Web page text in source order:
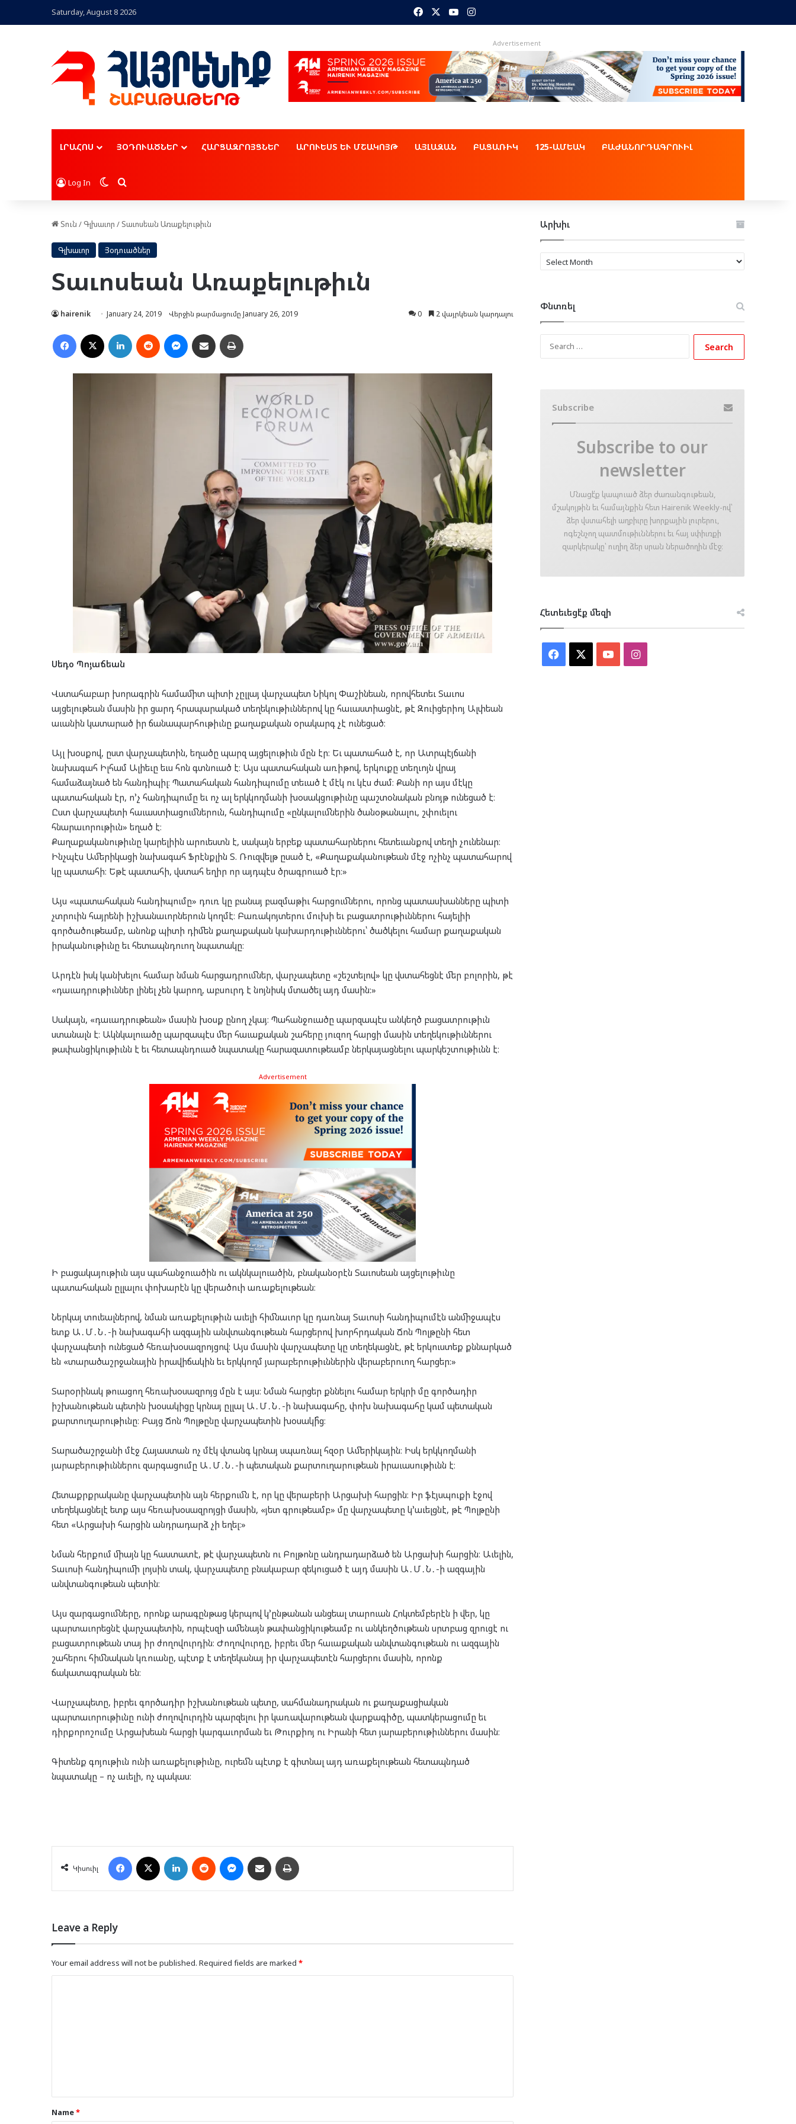
Saturday, August 8 2026 FacebookYouTubeInstagram
Advertisement
ԼՐԱՀՈՍ ՅՕԴՈՒԱԾՆԵՐ ՀԱՐՑԱԶՐՈՅՑՆԵՐ ԱՐՈՒԵՍՏ ԵՒ ՄՇԱԿՈՅԹ ԱՅԼԱԶԱՆ ԲԱՑԱՌԻԿ 125-ԱՄԵԱԿ ԲԱԺԱՆՈՐԴԱԳՐՈՒԻԼ
Log In Switch skin
Որոնել
Տուն / Գլխաւոր / Տաւոսեան Առաքելութիւն
Գլխաւոր Յօդուածներ
Տաւոսեան Առաքելութիւն
hairenik January 24, 2019 Վերջին թարմացումը January 26, 2019 0 2 վայրկեան կարդալու
Facebook LinkedIn Reddit MessengerՈւղարկել նամակ
Սեդօ Պոյաճեան
Վստահաբար խորագրին համամիտ պիտի չըլլայ վարչապետ Նիկոլ Փաշինեան, որովհետեւ Տաւոս
այցելութեան մասին իր ցարդ հրապարակած տեղեկութիւններով կը հաւաստիացնէ, թէ Զուիցերիոյ Ալփեան
աւանին կատարած իր ճանապարհութիւնը քաղաքական օրակարգ չէ ունեցած։
Այլ խօսքով, ըստ վարչապետին, եղածը պարզ այցելութիւն մըն էր։ Եւ պատահած է, որ Ատրպէյճանի
նախագահ Իլհամ Ալիեւը եւս հոն գտնուած է։ Այս պատահական առիթով, երկուքը տեղւոյն վրայ
համաձայնած են հանդիպիլ։ Պատահական հանդիպումը տեւած է մէկ ու կէս ժամ։ Քանի որ այս մէկը
պատահական էր, ո՚չ հանդիպումը եւ ոչ ալ երկկողմանի խօսակցութիւնը պաշտօնական բնոյթ ունեցած է։
Ըստ վարչապետի հաւաստիացումներուն, հանդիպումը «ընկալումներին ծանօթանալու, շփուելու
հնարաւորութիւն» եղած է։
Քաղաքականութիւնը կարելիին արուեստն է, սակայն երբեք պատահարներու հետեւանքով տեղի չունենար։
Ինչպէս Ամերիկացի նախագահ Ֆրէնքլին Տ. Ռուզվելթ ըսած է, «Քաղաքականութեան մէջ ոչինչ պատահարով
կը պատահի։ Եթէ պատահի, վստահ եղիր որ այդպէս ծրագրուած էր։»
Այս «պատահական հանդիպումը» դուռ կը բանայ բազմաթիւ հարցումներու, որոնց պատասխանները պիտի
չտրուին հայրենի իշխանաւորներուն կողմէ։ Բառակոյտերու մուխի եւ բացատրութիւններու հայելիի
գործածութեամբ, անոնք պիտի դիմեն քաղաքական կախարդութիւններու՝ ծածկելու համար քաղաքական
իրականութիւնը եւ հետապնդուող նպատակը։
Արդէն իսկ կանխելու համար նման հարցադրումներ, վարչապետը «շեշտելով» կը վստահեցնէ մեր բոլորին, թէ
«դաւադրութիւններ լինել չեն կարող, աբսուրդ է նոյնիսկ մտածել այդ մասին:»
Սակայն, «դաւադրութեան» մասին խօսք ընող չկայ։ Պահանջուածը պարզապէս անկեղծ բացատրութիւն
ստանալն է։ Ակնկալուածը պարզապէս մեր հաւաքական շահերը յուզող հարցի մասին տեղեկութիւններու
թափանցիկութիւնն է եւ հետապնդուած նպատակը հարազատութեամբ ներկայացնելու պարկեշտութիւնն է։
Advertisement
Ի բացակայութիւն այս պահանջուածին ու ակնկալուածին, բնականօրէն Տաւոսեան այցելութիւնը
պատահական ըլլալու փոխարէն կը վերածուի առաքելութեան։
Ներկայ տուեալներով, նման առաքելութիւն աւելի հիմնաւոր կը դառնայ Տաւոսի հանդիպումէն անմիջապէս
ետք Ա․Մ․Ն․-ի նախագահի ազգային անվտանգութեան հարցերով խորհրդական Ճոն Պոլթընի հետ
վարչապետի ունեցած հեռախօսազրոյցով: Այս մասին վարչապետը կը տեղեկացնէ, թէ երկուստեք քննարկած
են «տարածաշրջանային իրավիճակին եւ երկկողմ յարաբերութիւններին վերաբերուող հարցեր:»
Տարօրինակ թուացող հեռախօսազրոյց մըն է այս։ Նման հարցեր քննելու համար երկրի մը գործադիր
իշխանութեան պետին խօսակիցը կրնայ ըլլալ Ա․Մ․Ն․-ի նախագահը, փոխ նախագահը կամ պետական
քարտուղարութիւնը։ Բայց Ճոն Պոլթընը վարչապետին խօսակի՞ց։
Տարածաշրջանի մէջ Հայաստան ոչ մէկ վտանգ կրնայ սպառնալ հզօր Ամերիկային։ Իսկ երկկողմանի
յարաբերութիւններու զարգացումը Ա․Մ․Ն․-ի պետական քարտուղարութեան իրաւասութիւնն է։
Հետաքրքրականը վարչապետին այն հերքումն է, որ կը վերաբերի Արցախի հարցին։ Իր ֆէյսպուքի էջով
տեղեկացնելէ ետք այս հեռախօսազրոյցի մասին, «յետ գրութեամբ» մը վարչապետը կ՚աւելցնէ, թէ Պոլթընի
հետ «Արցախի հարցին անդրադարձ չի եղել:»
Նման հերքում միայն կը հաստատէ, թէ վարչապետն ու Բոլթոնը անդրադարձած են Արցախի հարցին։ Աւելին,
Տաւոսի հանդիպումի լոյսին տակ, վարչապետը բնակաբար զեկուցած է այդ մասին Ա․Մ․Ն․-ի ազգային
անվտանգութեան պետին։
Այս զարգացումները, որոնք արագընթաց կերպով կ՚ընթանան անցեալ տարուան Հոկտեմբերէն ի վեր, կը
պարտաւորեցնէ վարչապետին, որպէսզի ամենայն թափանցիկութեամբ ու անկեղծութեան սրտբաց զրուցէ ու
բացատրութեան տայ իր ժողովուրդին։ Ժողովուրդը, իբրեւ մեր հաւաքական անվտանգութեան ու ազգային
շահերու հիմնական կռուանը, պէտք է տեղեկանայ իր վարչապետէն հարցերու մասին, որոնք
ճակատագրական են։
Վարչապետը, իբրեւ գործադիր իշխանութեան պետը, սահմանադրական ու քաղաքացիական
պարտաւորութիւնը ունի ժողովուրդին պարզելու իր կառավարութեան վարքագիծը, պատկերացումը եւ
դիրքորոշումը Արցախեան հարցի կարգաւորման եւ Թուրքիոյ ու Իրանի հետ յարաբերութիւններու մասին։
Գիտենք գոյութիւն ունի առաքելութիւնը, ուրեմն պէտք է գիտնալ այդ առաքելութեան հետապնդած
նպատակը – ոչ աւելի, ոչ պակաս։
Կիսուիլ
Facebook LinkedIn Reddit MessengerՈւղարկել նամակ
Leave a Reply
Your email address will not be published. Required fields are marked *
*Name*
Արխիւ
Արխիւ
Փնտռել
Subscribe
Subscribe to our
newsletter
Մնացէ՛ք կապուած ձեր ժառանգութեան,
մշակոյթին եւ համայնքին հետ Hairenik Weekly-ով՝
ձեր վստահելի աղբիւրը խորքային լուրերու,
ոգեշնչող պատմութիւններու եւ հայ սփիւռքի
զարկերակը՝ ուղիղ ձեր սրան ներածողին մէջ։
Հետեւեցէ՛ք մեզի
Facebook YouTubeInstagram